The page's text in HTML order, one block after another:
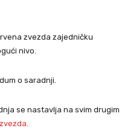
zvezda zajedničku
nivo.
o saradnji.
se nastavlja na svim drugim